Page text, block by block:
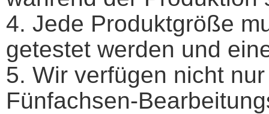
4. Jede Produktgröße
getestet werden und
5. Wir verfügen nicht
Fünfachsen-